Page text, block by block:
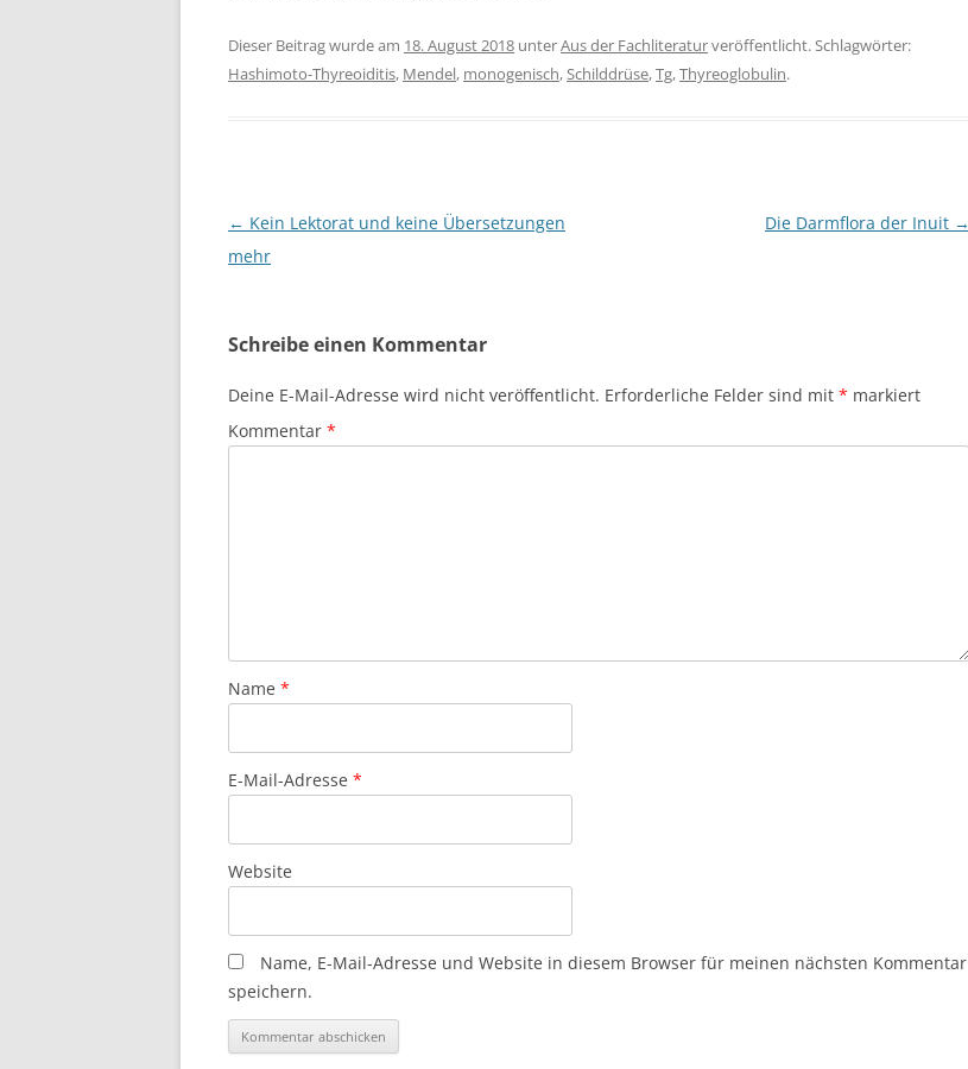
Dieser Beitrag wurde am 18. August 2018 unterAus der Fachliteraturveröffentlicht. Schlagwörter:
Hashimoto-Thyreoiditis, Mendel, monogenisch,Schilddrüse,Tg,Thyreoglobulin.
Beitragsnavigation
← Kein Lektorat und keine Übersetzungen
mehr
Die Darmflora der Inuit →
Schreibe einen Kommentar
Deine E-Mail-Adresse wird nicht veröffentlicht. Erforderliche Felder sind mit * markiert
Kommentar *
Name *
E-Mail-Adresse *
Website
Name, E-Mail-Adresse und Website in diesem Browser für meinen nächsten Kommentar
speichern.